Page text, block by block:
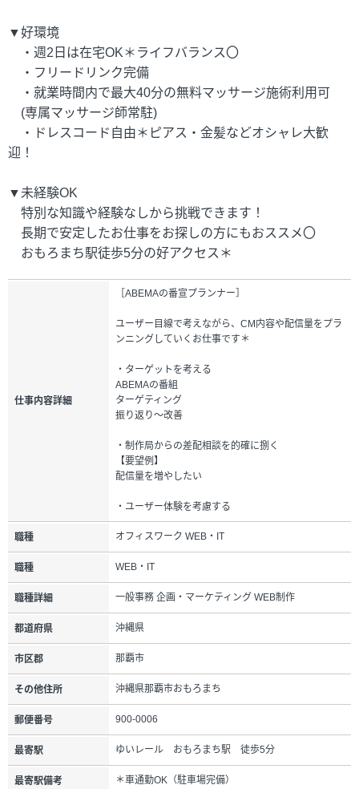
▼好環境
・週2日は在宅OK＊ライフバランス〇
・フリードリンク完備
・就業時間内で最大40分の無料マッサージ施術利用可
(専属マッサージ師常駐)
・ドレスコード自由＊ピアス・金髪などオシャレ大歓
迎！
▼未経験OK
特別な知識や経験なしから挑戦できます！
長期で安定したお仕事をお探しの方にもおススメ〇
おもろまち駅徒歩5分の好アクセス＊
仕事内容詳細
［ABEMAの番宣プランナー］
ユーザー目線で考えながら、CM内容や配信量をプラ
ンニングしていくお仕事です＊
・ターゲットを考える
ABEMAの番組
ターゲティング
振り返り～改善
・制作局からの差配相談を的確に捌く
【要望例】
配信量を増やしたい
・ユーザー体験を考慮する
職種 オフィスワーク WEB・IT
職種 WEB・IT
職種詳細 一般事務 企画・マーケティング WEB制作
都道府県 沖縄県
市区郡 那覇市
その他住所 沖縄県那覇市おもろまち
郵便番号 900-0006
最寄駅 ゆいレール おもろまち駅 徒歩5分
最寄駅備考 ＊車通勤OK（駐車場完備）